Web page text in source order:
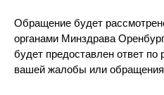
Обращение будет
органами Минздрава
будет предоставлен ответ по
вашей жалобы или